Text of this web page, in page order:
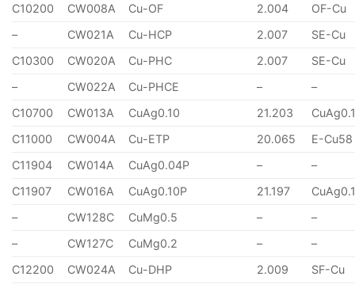
C10200
CW008A Cu-OF 2.004
OF-Cu
–
CW021A Cu-HCP 2.007
SE-Cu
C10300
CW020A Cu-PHC 2.007
SE-Cu
–
CW022A Cu-PHCE –
–
C10700
CW013A CuAg0.10 21.203
C11000
CW004A Cu-ETP 20.065
E-Cu58
C11904
CW014A CuAg0.04P –
–
C11907
CW016A CuAg0.10P 21.197
–
CW128C CuMg0.5 –
–
–
CW127C CuMg0.2 –
–
C12200
CW024A Cu-DHP 2.009 SF-Cu